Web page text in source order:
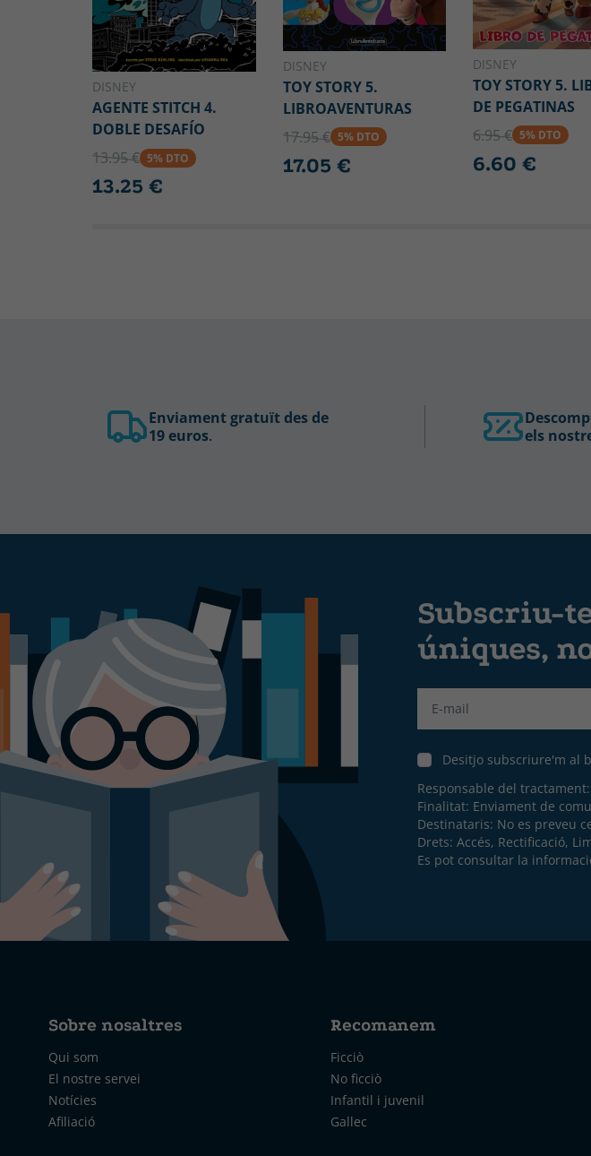
DISNEY
AGENTE STITCH 4.
DOBLE DESAFÍO
13.95 € 5% DTO
13.25 €
DISNEY
TOY STORY 5.
LIBROAVENTURAS
17.95 € 5% DTO
17.05 €
DISNEY
TOY STORY 5.
DE PEGATINAS
6.95 € 5% DTO
6.60 €
Enviament gratuït des de
19 euros.
els
Subscriu-
úniques,
Desitjo subscriure'm al
Responsable del
Finalitat: Enviament de
Destinataris: No es preveu
Drets: Accés, Rectificació,
Es pot consultar la
Sobre nosaltres
Qui som
El nostre servei
Notícies
Afiliació
Recomanem
Ficciò
No ficciò
Infantil i juvenil
Gallec